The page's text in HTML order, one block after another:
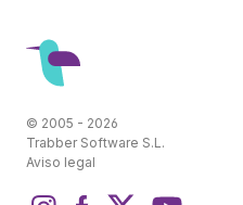
© 2005 - 2026
Trabber Software S.L.
Aviso legal